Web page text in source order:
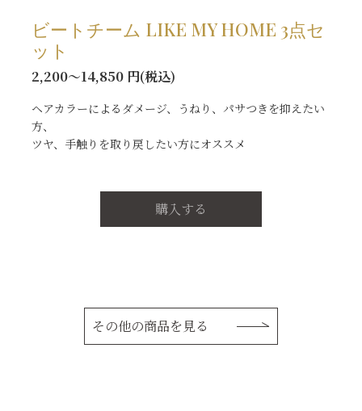
ビートチーム LIKE MY HOME 3点セ
ット
2,200～14,850 円(税込)
ヘアカラーによるダメージ、うねり、パサつきを抑えたい
方、
ツヤ、手触りを取り戻したい方にオススメ
購入する
その他の商品を見る